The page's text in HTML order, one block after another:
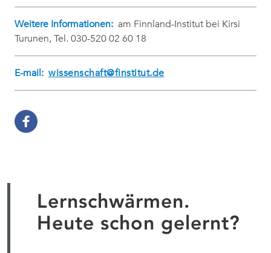
Weitere Informationen: am Finnland-Institut bei Kirsi
Turunen, Tel. 030-520 02 60 18
E-mail: wissenschaft@finstitut.de
Lernschwärmen.
Heute schon gelernt?